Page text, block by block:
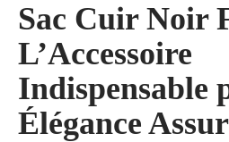
Sac Cuir Noir
L’Accessoire
Indispensable
Élégance